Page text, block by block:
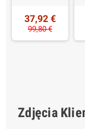
37,92 €
99,80 €
Zdjęcia